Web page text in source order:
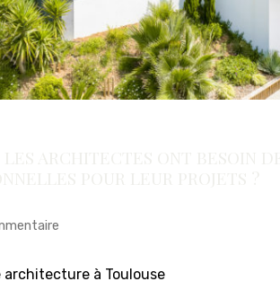
architecture à Toulouse